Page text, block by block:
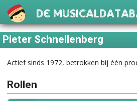
De
Pieter Schnellenberg
Actief sinds 1972, betrokken bij één
Rollen